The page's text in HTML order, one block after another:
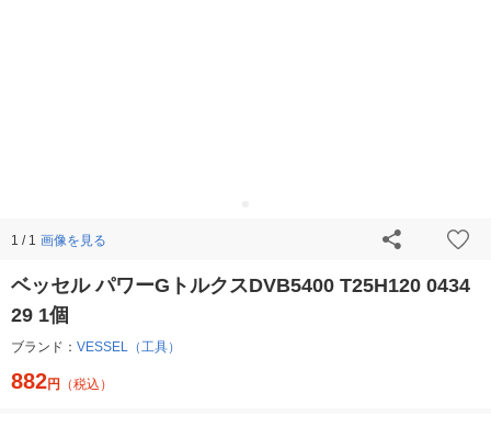
1 / 1 画像を見る
ベッセル パワーGトルクスDVB5400 T25H120 0434
29 1個
ブランド： VESSEL（工具）
882円 （税込）